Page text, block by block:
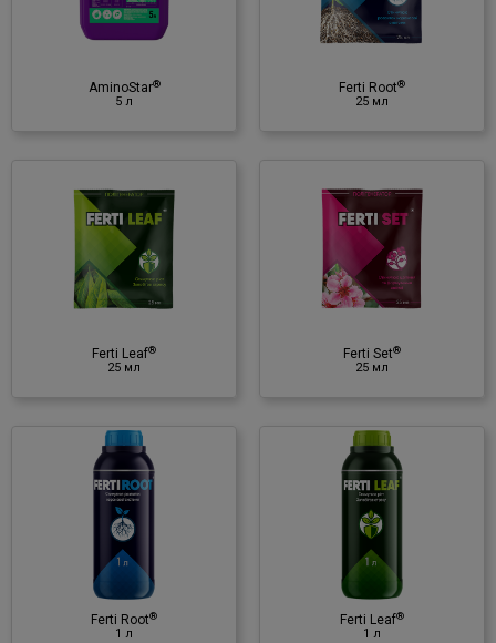
AminoStar®
5 л
Ferti Root®
25 мл
♦ альгінова кислота
♦ бетаїн
♦ вітамінний комплекс груп B, C,
Ferti Leaf®
25 мл
Ferti Set®
25 мл
Регулятор росту
♦ альгінова кислота
♦ вуглеводи
♦ цитокініни
♦ Zn, B
Ferti Root®
1 л
Ferti Leaf®
1 л
Ferti Leaf
1 л
Регулятор росту
♦ амінокислоти
♦ органічна речовина
♦ N, K2